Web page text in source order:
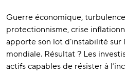
Guerre économique,
protectionnisme, crise
apporte son lot d’instabilité sur
mondiale. Résultat ? Les
actifs capables de résister à